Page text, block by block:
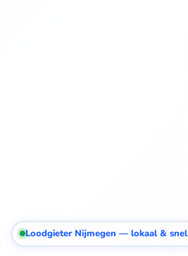
Loodgieter Nijmegen — lokaal & snel